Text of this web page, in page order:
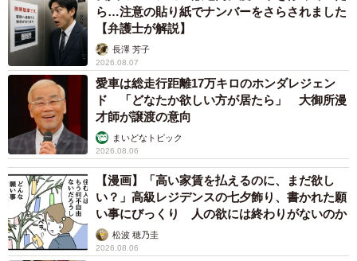
ら…注意の貼り紙でナンバーをさらされました
【弁護士が解説】
長澤 芳子
2026.08.07
愛車は総走行距離17万キロのホンダレジェン
ド 「どなたか欲しい方が居たら」 大御所漫
才師が譲渡の意向
まいどなトピック
2026.08.06
【漫画】「高い家賃を払えるのに、まだ欲し
い？」高級レジデンスの七夕飾り、書かれた願
い事にびっくり 人の欲には終わりがないのか
松波 穂乃圭
2026.08.06